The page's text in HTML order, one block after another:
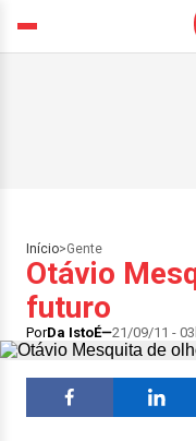
Início>Gente
Otávio
futuro
PorDa IstoÉ 21/09/11 -